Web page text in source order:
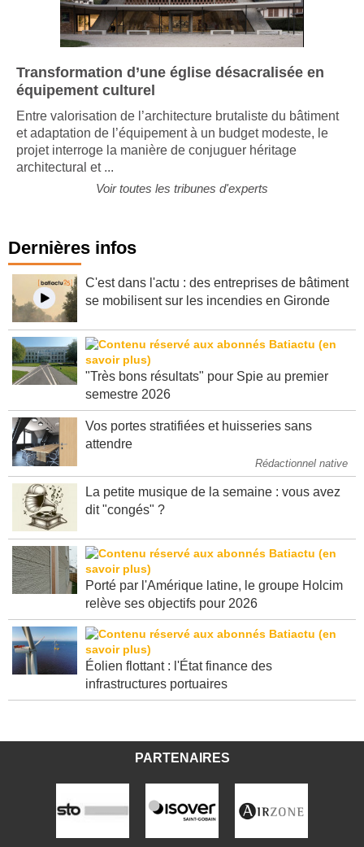
Transformation d’une église désacralisée en
équipement culturel
Entre valorisation de l’architecture brutaliste du bâtiment
et adaptation de l’équipement à un budget modeste, le
projet interroge la manière de conjuguer héritage
Dernières infos
C'est dans l'actu : des entreprises de bâtiment
"Très bons résultats" pour Spie au premier
Vos portes stratifiées et huisseries sans
Rédactionnel native
La petite musique de la semaine : vous avez
Porté par l'Amérique latine, le groupe Holcim
Éolien flottant : l'État finance des